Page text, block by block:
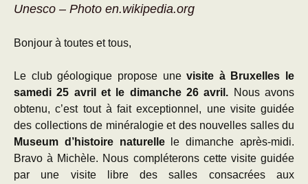
Unesco – Photo en.wikipedia.org
Bonjour à toutes et tous,
Le club géologique propose unevisite à Bruxelles le
samedi 25 avril et le dimanche 26 avril. Nous avons
obtenu, c’est tout à fait exceptionnel, une visite guidée
des collections de minéralogie et des nouvelles salles du
Museum d’histoire naturellele dimanche après-midi.
Bravo à Michèle. Nous compléterons cette visite guidée
par une visite libre des salles consacrées aux